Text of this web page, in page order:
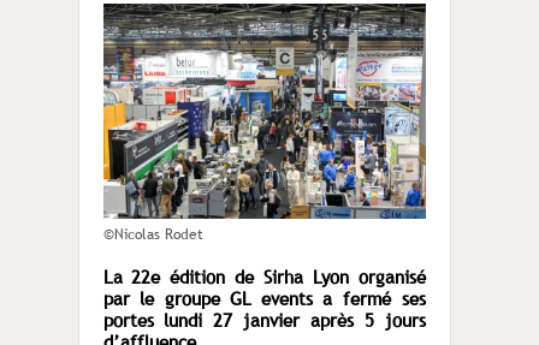
©Nicolas Rodet
La 22eédition de Sirha Lyon organisé
par le groupe GL events a fermé ses
portes lundi 27 janvier après 5 jours